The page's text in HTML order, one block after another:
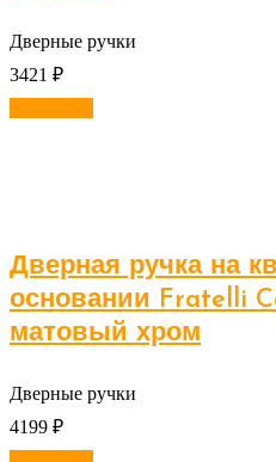
Дверные ручки
3421 ₽
Дверная ручка на
основании Fratelli
матовый хром
Дверные ручки
4199 ₽